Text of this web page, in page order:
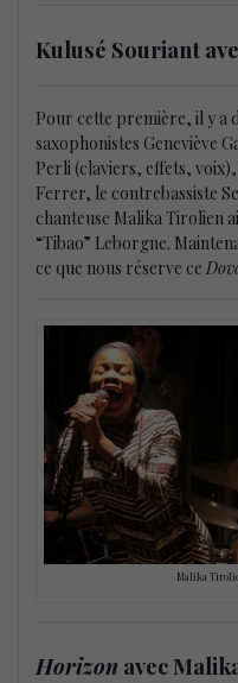
Kulusé Souriant
Pour cette première, il y a
saxophonistes Geneviève
Perli (claviers, effets,
Ferrer, le contrebassiste
chanteuse Malika Tirolien
“Tibao” Leborgne.
ce que nous réserve ce
Malika
Horizon avec